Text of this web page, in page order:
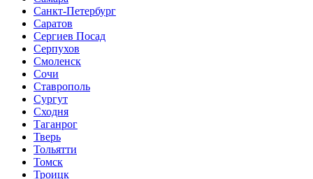
Санкт-Петербург
Саратов
Сергиев Посад
Серпухов
Смоленск
Сочи
Ставрополь
Сургут
Сходня
Таганрог
Тверь
Тольятти
Томск
Троицк